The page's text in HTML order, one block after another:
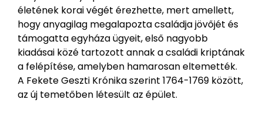
életének korai végét érezhette, mert amellett,
hogy anyagilag megalapozta családja jövőjét és
támogatta egyháza ügyeit, első nagyobb
kiadásai közé tartozott annak a családi kriptának
a felépítése, amelyben hamarosan eltemették.
A Fekete Geszti Krónika szerint 1764-1769 között,
az új temetőben létesült az épület.